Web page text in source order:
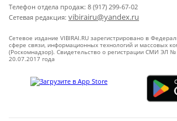
Телефон отдела продаж: 8 (917) 299-67-02
Сетевая редакция: vibirairu@yandex.ru
Сетевое издание VIBIRAI.RU зарегистрировано в
сфере связи, информационных технологий и массовых
(Роскомнадзор). Свидетельство о регистрации СМИ ЭЛ
20.07.2017 года